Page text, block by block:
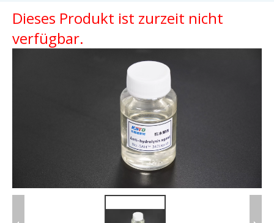
Dieses Produkt ist zurzeit nicht
verfügbar.